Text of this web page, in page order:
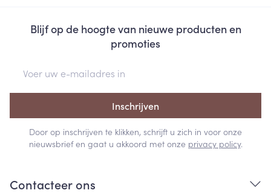
Blijf op de hoogte van nieuwe producten en
promoties
Inschrijven
Door op inschrijven te klikken, schrijft u zich in voor onze
nieuwsbrief en gaat u akkoord met onze privacy policy.
Contacteer ons